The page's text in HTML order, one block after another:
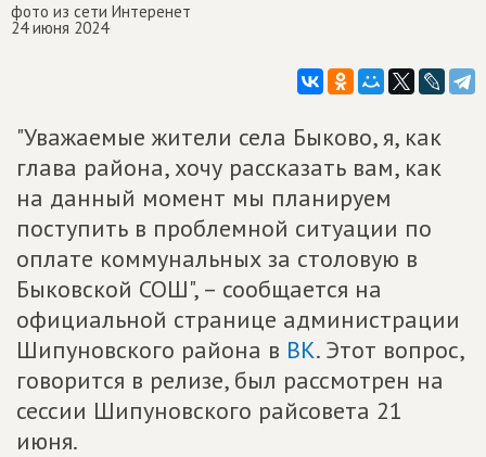
фото из сети Интеренет
24 июня 2024
"Уважаемые жители села Быково, я, как
глава района, хочу рассказать вам, как
на данный момент мы планируем
поступить в проблемной ситуации по
оплате коммунальных за столовую в
Быковской СОШ", – сообщается на
официальной странице администрации
Шипуновского района в ВК. Этот вопрос,
говорится в релизе, был рассмотрен на
сессии Шипуновского райсовета 21
июня.